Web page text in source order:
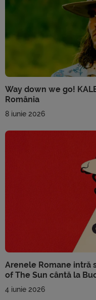
Way down we go!
România
8 iunie 2026
Arenele Romane intră
of The Sun cântă la
4 iunie 2026